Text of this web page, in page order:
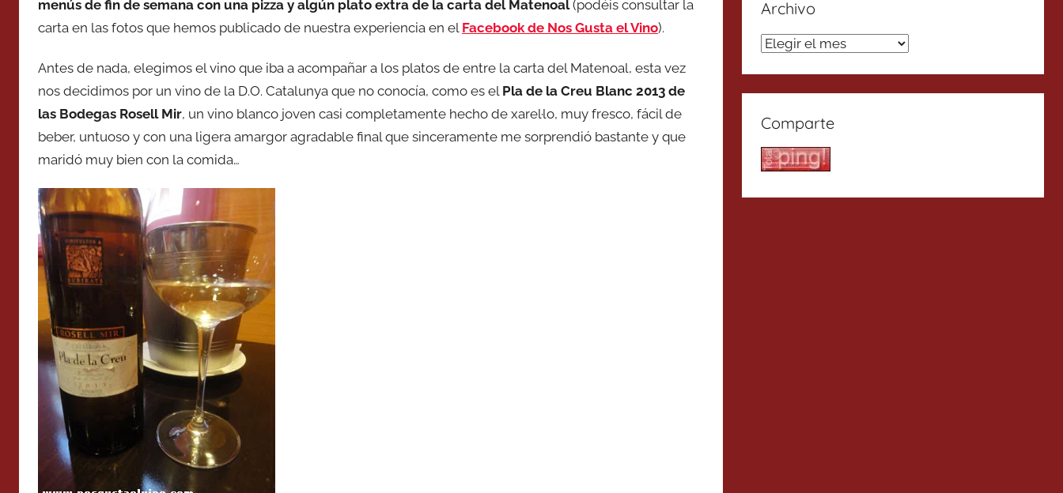
menús de fin de semana con una pizza y algún plato extra de la carta del Matenoal(podéis consultar la
carta en las fotos que hemos publicado de nuestra experiencia en el Facebook de Nos Gusta el Vino).
Antes de nada, elegimos el vino que iba a acompañar a los platos de entre la carta del Matenoal, esta vez
nos decidimos por un vino de la D.O. Catalunya que no conocía, como es el Pla de la Creu Blanc 2013 de
las Bodegas Rosell Mir, un vino blanco joven casi completamente hecho de xarel·lo, muy fresco, fácil de
beber, untuoso y con una ligera amargor agradable final que sinceramente me sorprendió bastante y que
maridó muy bien con la comida…
Archivo
Archivo
Comparte